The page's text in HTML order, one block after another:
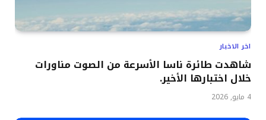
اخر الاخبار
شاهدت طائرة ناسا الأسرعة من الصوت مناورات
خلال اختبارها الأخير.
4 مايو, 2026